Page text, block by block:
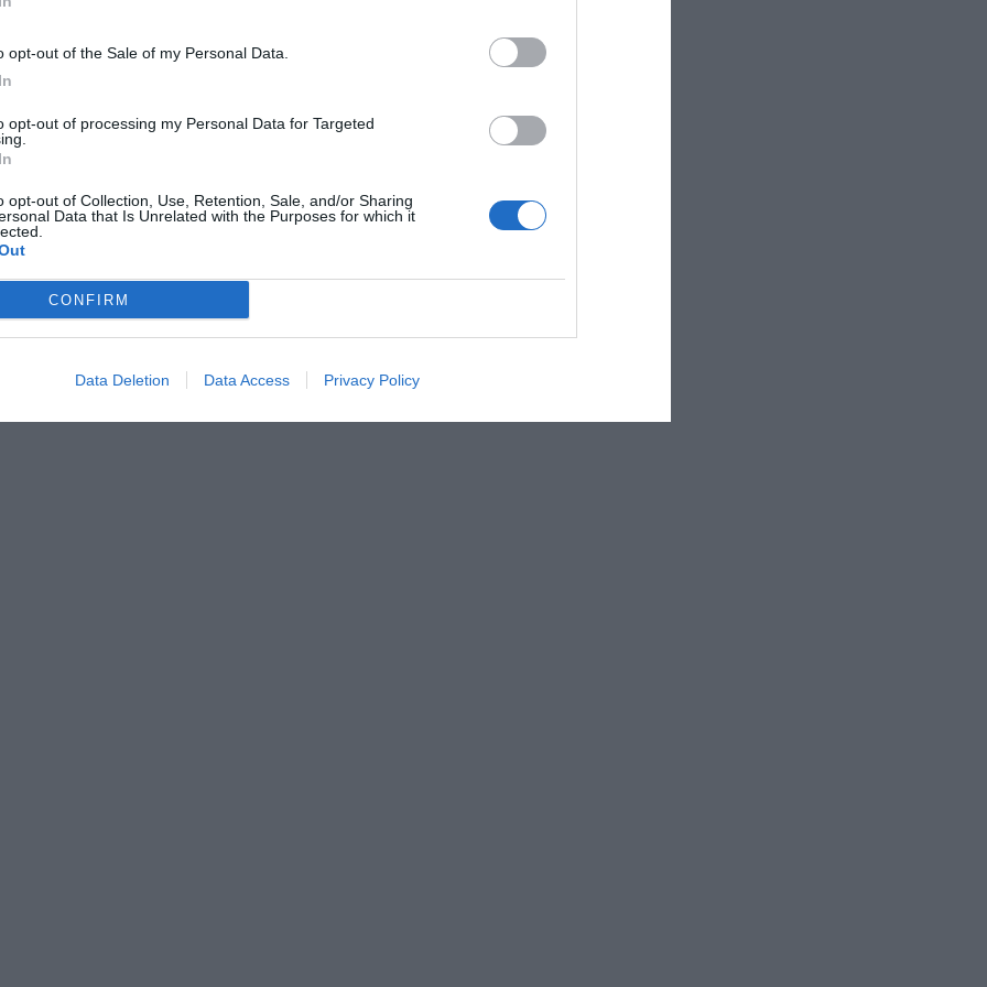
opt-out of the Sale of my Personal Data.
opt-out of processing my Personal Data for Targeted
opt-out of Collection, Use, Retention, Sale, and/or Sharing
Data that Is Unrelated with the Purposes for which it
CONFIRM
Data Deletion Data Access Privacy Policy
della tua squadra. Attiva
DAZN!